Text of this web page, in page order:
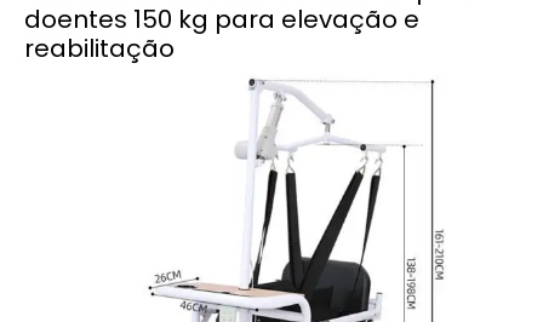
doentes 150 kg para elevação e
reabilitação